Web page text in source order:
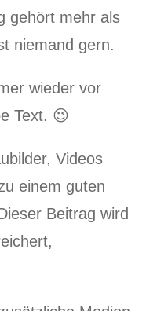
gehört mehr als
niemand gern.
wieder vor
Text. 😉
Videos
einem guten
Beitrag wird